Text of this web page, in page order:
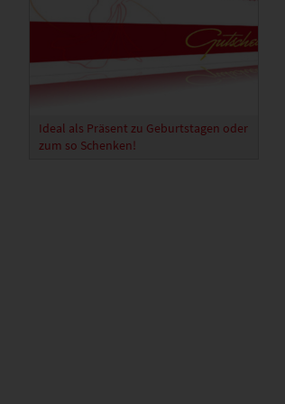
Ideal als Präsent zu Geburtstagen oder
zum so Schenken!